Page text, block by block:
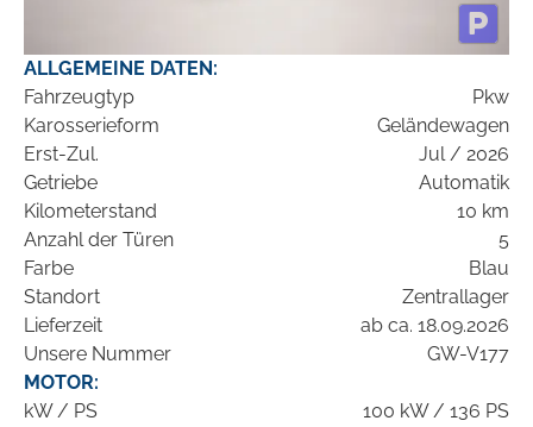
ALLGEMEINE DATEN:
Fahrzeugtyp
Pkw
Karosserieform
Geländewagen
Erst-Zul.
Jul / 2026
Getriebe
Automatik
Kilometerstand
10 km
Anzahl der Türen
5
Farbe
Blau
Standort
Zentrallager
Lieferzeit
ab ca. 18.09.2026
Unsere Nummer
GW-V177
MOTOR:
kW / PS
100 kW / 136 PS